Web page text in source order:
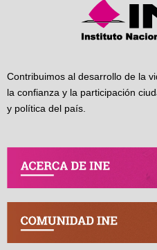
Contribuimos al desarrollo de la
la confianza y la participación
y política del país.